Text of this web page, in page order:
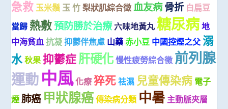
急救 玉米鬚 玉 竹 梨狀肌綜合徵 血友病骨折 白扁豆
當歸 熱敷預防勝於治療 六味地黃丸 糖尿病地
中海貧血 抗凝 抑鬱伴焦慮 山藥 赤小豆 中國控煙之父 溺
水 秋果 抑鬱症肝硬化 慢性疲勞綜合徵 前列腺
運動中風化療 猝死 祛濕 兒童傳染病 電子
煙 肺癌 甲狀腺癌 傳染病分類 中暑 主動脈夾層